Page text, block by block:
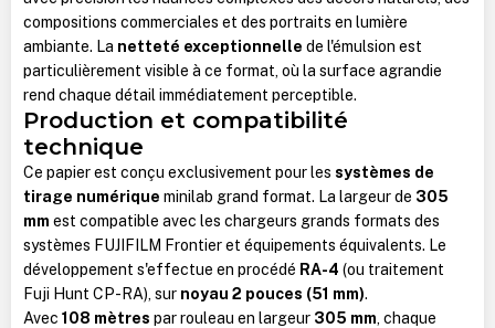
compositions commerciales et des portraits en lumière
ambiante. La netteté exceptionnelle de l'émulsion est
particulièrement visible à ce format, où la surface agrandie
rend chaque détail immédiatement perceptible.
Production et compatibilité
technique
Ce papier est conçu exclusivement pour les systèmes de
tirage numérique minilab grand format. La largeur de 305
mm est compatible avec les chargeurs grands formats des
systèmes FUJIFILM Frontier et équipements équivalents. Le
développement s'effectue en procédé RA-4 (ou traitement
Fuji Hunt CP-RA), sur noyau 2 pouces (51 mm).
Avec 108 mètres par rouleau en largeur 305 mm, chaque